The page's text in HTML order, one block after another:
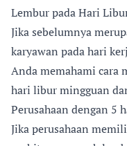
Lembur pada Hari
Jika sebelumnya
karyawan pada hari
Anda memahami cara
hari libur mingguan
Perusahaan dengan 5
Jika perusahaan